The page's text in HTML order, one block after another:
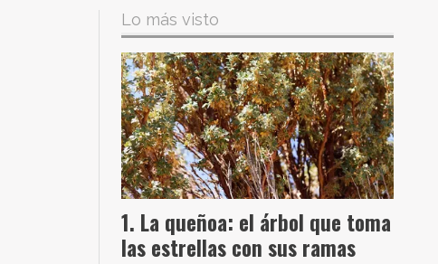
Lo más visto
La queñoa: el árbol que toma
las estrellas con sus ramas